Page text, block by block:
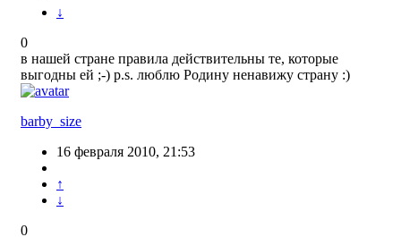
↓
0
в нашей стране правила действительны те, которые
выгодны ей ;-) p.s. люблю Родину ненавижу страну :)
barby_size
16 февраля 2010, 21:53
↑
↓
0